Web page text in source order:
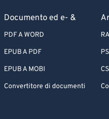
Documento ed e- &
PDF A WORD
EPUB A PDF
EPUB A MOBI
Convertitore di documenti